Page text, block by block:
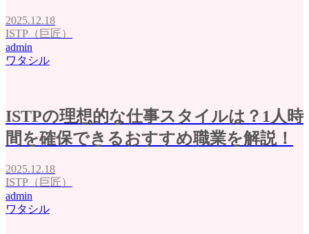
2025.12.18
ISTP（巨匠）
admin
ワタシル
ISTPの理想的な仕事スタイルは？1人時
間を確保できるおすすめ職業を解説！
2025.12.18
ISTP（巨匠）
admin
ワタシル